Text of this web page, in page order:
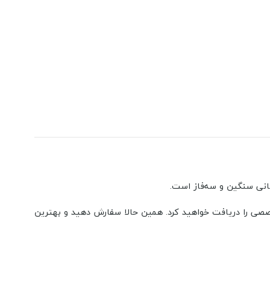
سنگین و سه‌فاز است.
را دریافت خواهید کرد. همین حالا سفارش دهید و بهترین